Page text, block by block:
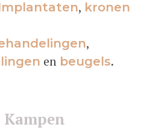
, kronen
,
en beugels.